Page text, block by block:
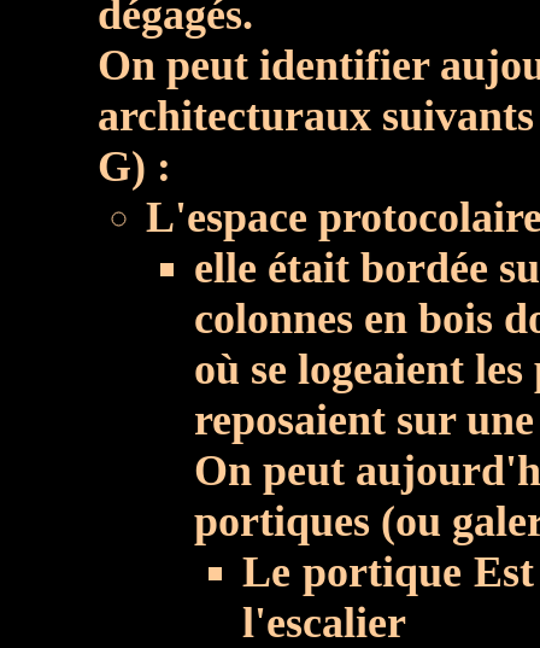
dégagés.
On peut identifier
architecturaux
G) :
L'espace
elle était bordée
colonnes en bois
où se logeaient
reposaient sur
On peut
portiques (ou
Le portique
l'escalier